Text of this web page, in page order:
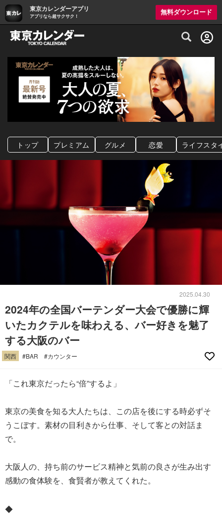
東京カレンダーアプリ
アプリなら超サクサク！
無料ダウンロード
グルメ情報・プレミアムレストラン予約
トップ プレミアム グルメ 恋愛 ライフスタ
2025.04.30
2024年の全国バーテンダー大会で優勝に輝
いたカクテルを味わえる、バー好きを魅了
する大阪のバー
関西 #BAR #カウンター
「これ東京だったら“倍”するよ」
東京の美食を知る大人たちは、この店を後にする時必ずそ
うこぼす。素材の目利きから仕事、そして客との対話ま
で。
大阪人の、持ち前のサービス精神と気前の良さが生み出す
感動の食体験を、食賢者が教えてくれた。
◆